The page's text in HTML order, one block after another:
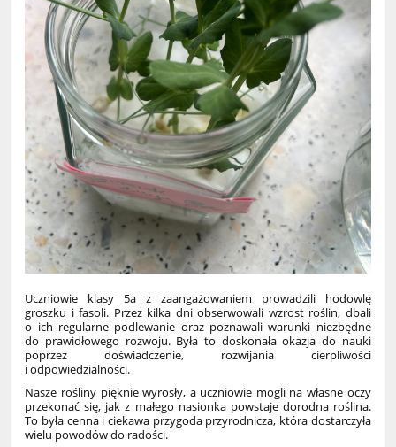
Uczniowie klasy 5a z zaangażowaniem prowadzili hodowlę
groszku i fasoli. Przez kilka dni obserwowali wzrost roślin, dbali
o ich regularne podlewanie oraz poznawali warunki niezbędne
do prawidłowego rozwoju. Była to doskonała okazja do nauki
poprzez doświadczenie, rozwijania cierpliwości
i odpowiedzialności.
Nasze rośliny pięknie wyrosły, a uczniowie mogli na własne oczy
przekonać się, jak z małego nasionka powstaje dorodna roślina.
To była cenna i ciekawa przygoda przyrodnicza, która dostarczyła
wielu powodów do radości.